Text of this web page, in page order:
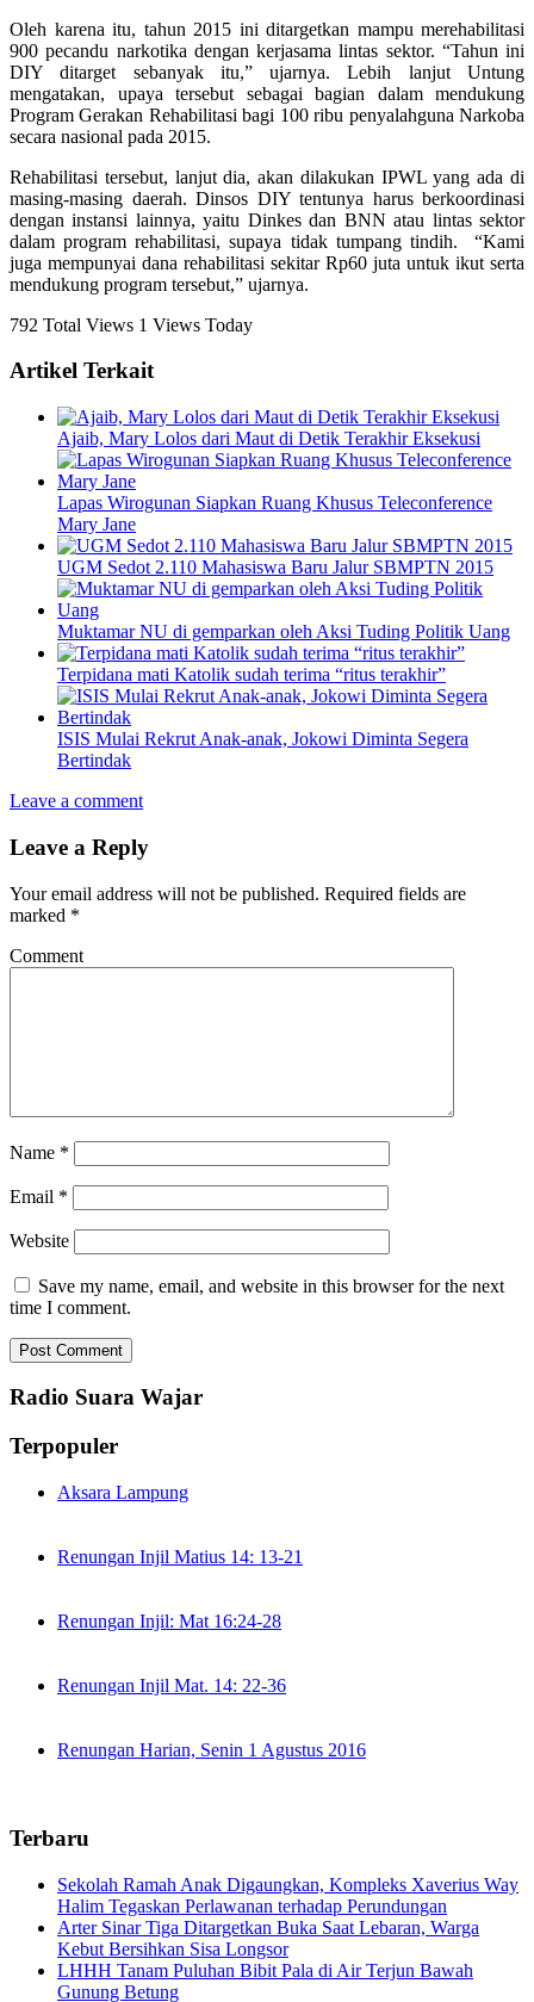
Oleh karena itu, tahun 2015 ini ditargetkan mampu merehabilitasi
900 pecandu narkotika dengan kerjasama lintas sektor. “Tahun ini
DIY ditarget sebanyak itu,” ujarnya. Lebih lanjut Untung
mengatakan, upaya tersebut sebagai bagian dalam mendukung
Program Gerakan Rehabilitasi bagi 100 ribu penyalahguna Narkoba
secara nasional pada 2015.
Rehabilitasi tersebut, lanjut dia, akan dilakukan IPWL yang ada di
masing-masing daerah. Dinsos DIY tentunya harus berkoordinasi
dengan instansi lainnya, yaitu Dinkes dan BNN atau lintas sektor
dalam program rehabilitasi, supaya tidak tumpang tindih. “Kami
juga mempunyai dana rehabilitasi sekitar Rp60 juta untuk ikut serta
mendukung program tersebut,” ujarnya.
792 Total Views 1 Views Today
Artikel Terkait
Ajaib, Mary Lolos dari Maut di Detik Terakhir Eksekusi
Lapas Wirogunan Siapkan Ruang Khusus Teleconference
Mary Jane
UGM Sedot 2.110 Mahasiswa Baru Jalur SBMPTN 2015
Muktamar NU di gemparkan oleh Aksi Tuding Politik Uang
Terpidana mati Katolik sudah terima “ritus terakhir”
ISIS Mulai Rekrut Anak-anak, Jokowi Diminta Segera
Bertindak
Leave a comment
Leave a Reply
Your email address will not be published. Required fields are
marked *
Comment
Name *
Email *
Website
Save my name, email, and website in this browser for the next
time I comment.
Radio Suara Wajar
Terpopuler
Aksara Lampung
Renungan Injil Matius 14: 13-21
Renungan Injil: Mat 16:24-28
Renungan Injil Mat. 14: 22-36
Renungan Harian, Senin 1 Agustus 2016
Terbaru
Sekolah Ramah Anak Digaungkan, Kompleks Xaverius Way
Halim Tegaskan Perlawanan terhadap Perundungan
Arter Sinar Tiga Ditargetkan Buka Saat Lebaran, Warga
Kebut Bersihkan Sisa Longsor
LHHH Tanam Puluhan Bibit Pala di Air Terjun Bawah
Gunung Betung